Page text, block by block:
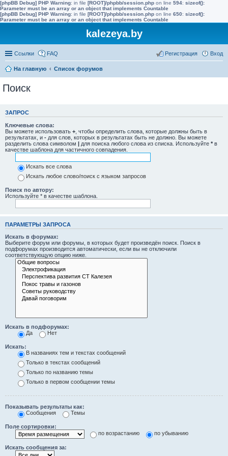
[phpBB Debug] PHP Warning: in file [ROOT]/phpbb/session.php on line 594: sizeof():
Parameter must be an array or an object that implements Countable
[phpBB Debug] PHP Warning: in file [ROOT]/phpbb/session.php on line 650: sizeof():
Parameter must be an array or an object that implements Countable
kalezeya.by
Ссылки FAQ Вход
Регистрация
На главную Список форумов
Поиск
ЗАПРОС
Ключевые слова:
Вы можете использовать + , чтобы определить слова, которые должны быть в
результатах, и - для слов, которых в результатах быть не должно. Вы можете
разделить слова символом | для поиска любого слова из списка. Используйте * в
качестве шаблона для частичного совпадения.
Искать все слова
Искать любое слово/поиск с языком запросов
Поиск по автору:
Используйте * в качестве шаблона.
ПАРАМЕТРЫ ЗАПРОСА
Искать в форумах:
Выберите форум или форумы, в которых будет произведён поиск. Поиск в
подфорумах производится автоматически, если вы не отключили
соответствующую опцию ниже.
Искать в подфорумах:
Да
Нет
Искать:
В названиях тем и текстах сообщений
Только в текстах сообщений
Только по названию темы
Только в первом сообщении темы
Показывать результаты как:
Сообщения
Темы
Поле сортировки:
по возрастанию
по убыванию
Искать сообщения за: